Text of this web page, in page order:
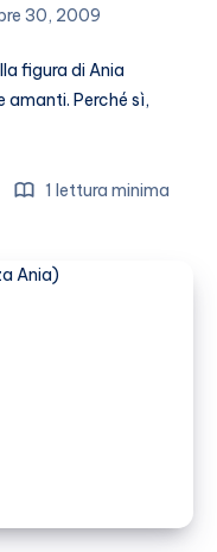
30, 2009
figura di Ania
amanti. Perché sì,
1 lettura minima